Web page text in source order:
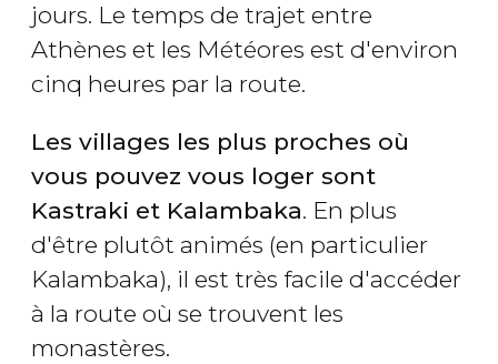
jours. Le temps de trajet entre
Athènes et les Météores est d'environ
cinq heures par la route.
Les villages les plus proches où
vous pouvez vous loger sont
Kastraki et Kalambaka. En plus
d'être plutôt animés (en particulier
Kalambaka), il est très facile d'accéder
à la route où se trouvent les
monastères.